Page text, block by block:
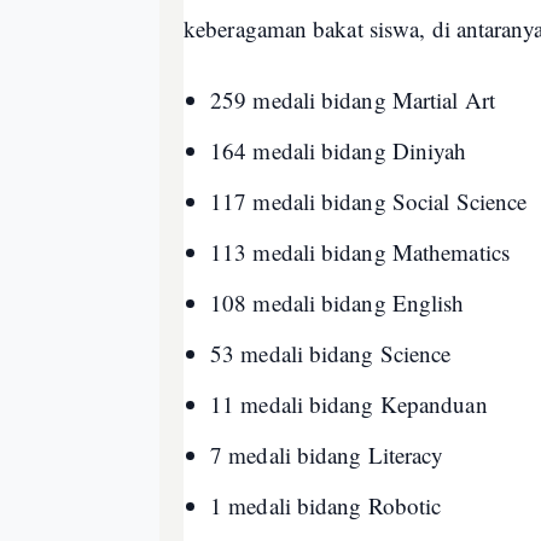
keberagaman bakat siswa, di
259 medali bidang Martial Art
164 medali bidang Diniyah
117 medali bidang Social Science
113 medali bidang Mathematics
108 medali bidang English
53 medali bidang Science
11 medali bidang Kepanduan
7 medali bidang Literacy
1 medali bidang Robotic